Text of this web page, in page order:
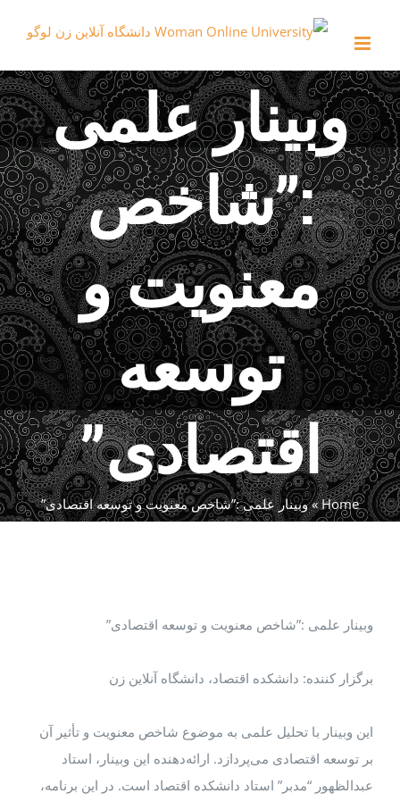
content
وبینار علمی
:”شاخص
معنویت و
توسعه
اقتصادی”
Home
»وبینار علمی :”شاخص معنویت و توسعه اقتصادی”
وبینار علمی :”شاخص معنویت و توسعه اقتصادی”
برگزار کننده: دانشکده اقتصاد، دانشگاه آنلاین زن
این وبینار با تحلیل علمی به موضوع شاخص معنویت و تأثیر آن
بر توسعه اقتصادی می‌پردازد. ارائه‌دهنده این وبینار، استاد
عبدالظهور “مدبر” استاد دانشکده اقتصاد است. در این برنامه،